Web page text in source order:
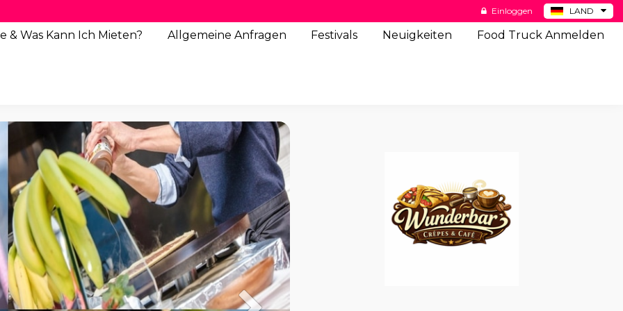
LAND
BE
Einloggen
& Was Kann Ich Mieten? Allgemeine Anfragen Festivals Neuigkeiten Food Truck Anmelden